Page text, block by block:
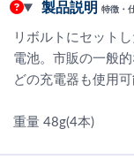
製品説明 特徴・
リボルトにセット
電池。市販の一般
どの充電器も使用可
重量 48g(4本)